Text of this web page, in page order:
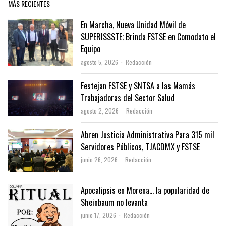
MÁS RECIENTES
En Marcha, Nueva Unidad Móvil de
SUPERISSSTE; Brinda FSTSE en Comodato el
Equipo
agosto 5, 2026 Author
Redacción
Festejan FSTSE y SNTSA a las Mamás
Trabajadoras del Sector Salud
agosto 2, 2026 Author
Redacción
Abren Justicia Administrativa Para 315 mil
Servidores Públicos, TJACDMX y FSTSE
junio 26, 2026 Author
Redacción
Apocalipsis en Morena… la popularidad de
Sheinbaum no levanta
junio 17, 2026 Author
Redacción